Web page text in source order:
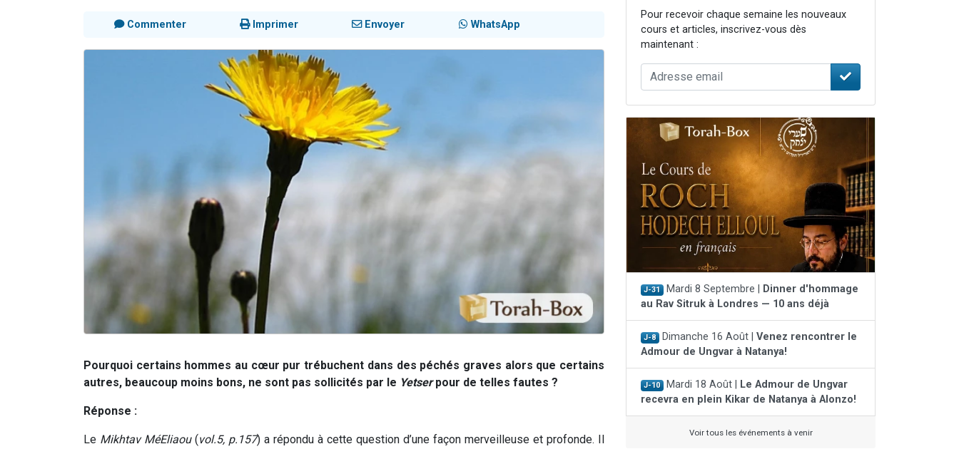
Commenter Imprimer Envoyer WhatsApp
Pourquoi certains hommes au cœur pur trébuchent dans des péchés graves alors que certains
autres, beaucoup moins bons, ne sont pas sollicités par le Yetserpour de telles fautes ?
Réponse :
Le Mikhtav MéEliaou(vol.5, p.157) a répondu à cette question d’une façon merveilleuse et profonde. Il
Pour recevoir chaque semaine les nouveaux
cours et articles, inscrivez-vous dès
maintenant :
J-31 Mardi 8 Septembre |
Dinner d'hommage
au Rav Sitruk à Londres — 10 ans déjà
J-8 Dimanche 16 Août | Venez rencontrer le
Admour de Ungvar à Natanya!
J-10 Mardi 18 Août |
Le Admour de Ungvar
recevra en plein Kikar de Natanya à Alonzo!
Voir tous les événements à venir